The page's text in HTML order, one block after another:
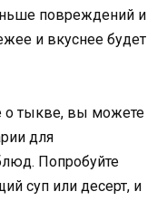
повреждений и
и вкуснее будет
о тыкве, вы можете
для
Попробуйте
суп или десерт, и